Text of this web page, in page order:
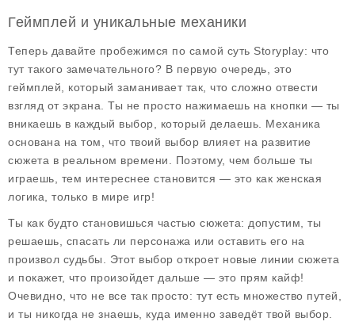
Геймплей и уникальные механики
Теперь давайте пробежимся по самой суть Storyplay: что
тут такого замечательного? В первую очередь, это
геймплей, который заманивает так, что сложно отвести
взгляд от экрана. Ты не просто нажимаешь на кнопки — ты
вникаешь в каждый выбор, который делаешь. Механика
основана на том, что твоий выбор влияет на развитие
сюжета в реальном времени. Поэтому, чем больше ты
играешь, тем интереснее становится — это как женская
логика, только в мире игр!
Ты как будто становишься частью сюжета: допустим, ты
решаешь, спасать ли персонажа или оставить его на
произвол судьбы. Этот выбор откроет новые линии сюжета
и покажет, что произойдет дальше — это прям кайф!
Очевидно, что не все так просто: тут есть множество путей,
и ты никогда не знаешь, куда именно заведёт твой выбор.